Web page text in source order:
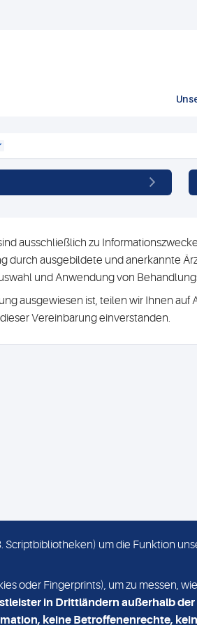
ausschließlich zu
durch ausgebildete und anerkannte
und Anwendung von
ausgewiesen ist, teilen wir Ihnen
Vereinbarung einverstanden.
um die Funktion
oder Fingerprints), um zu messen,
in Drittländern außerhalb
keine Betroffenenrechte,